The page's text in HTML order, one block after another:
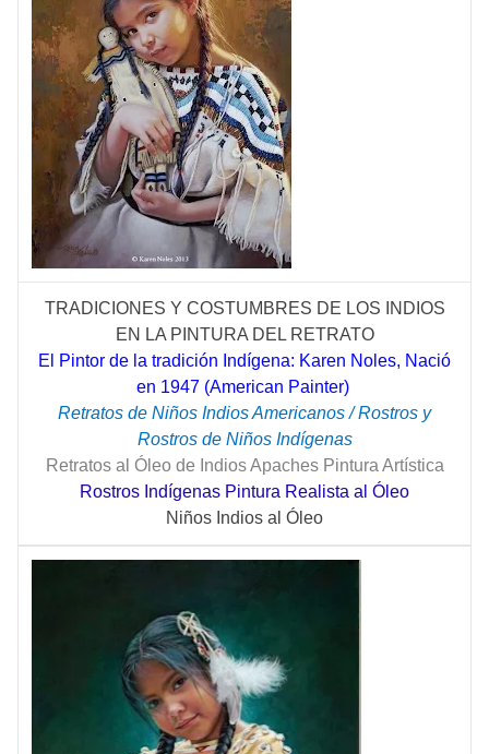
TRADICIONES Y COSTUMBRES DE LOS INDIOS
EN LA PINTURA DEL RETRATO
El Pintor de la tradición Indígena: Karen Noles, Nació
en 1947 (American Painter)
Retratos de Niños Indios Americanos / Rostros y
Rostros de Niños Indígenas
Retratos al Óleo de Indios Apaches Pintura Artística
Rostros Indígenas Pintura Realista al Óleo
Niños Indios al Óleo